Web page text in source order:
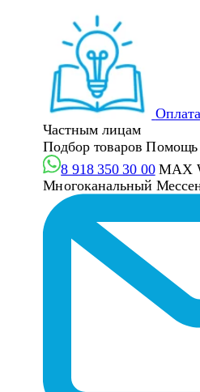
Частным лицам
Подбор товаров Помощь
8 918 350 30 00 MAX
Многоканальный